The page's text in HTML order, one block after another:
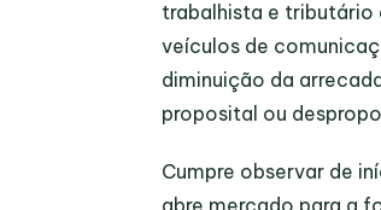
trabalhista e tributário
veículos de
diminuição da
proposital ou
Cumpre observar de
abre mercado para a